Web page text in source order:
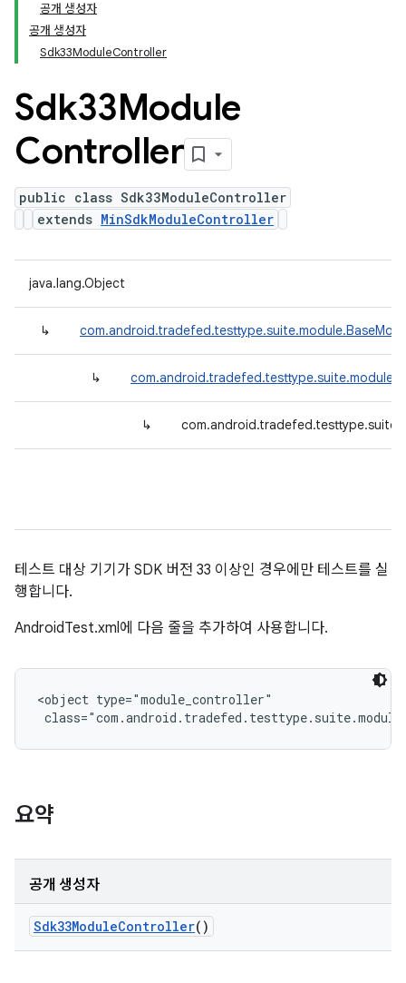
공개 생성자
공개 생성자
Sdk33ModuleController
Sdk33Module
Controller
public class Sdk33ModuleController
extends MinSdkModuleController
java.lang.Object
↳
↳
↳
테스트 대상 기기가 SDK 버전 33 이상인 경우에만 테스트를 실
행합니다.
AndroidTest.xml에 다음 줄을 추가하여 사용합니다.
<object type="module_controller"
요약
공개 생성자
Sdk33ModuleController()